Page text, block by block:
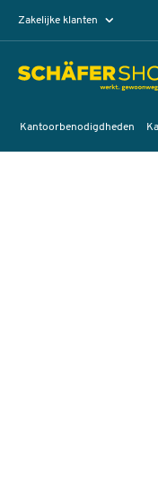
Zakelijke klanten
Kantoorbenodigdheden